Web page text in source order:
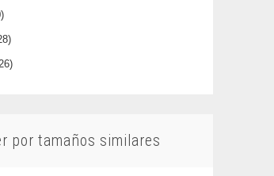
por tamaños similares